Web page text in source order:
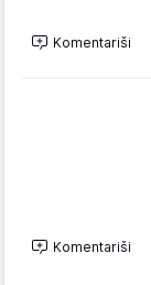
Komentariši
Komentariši